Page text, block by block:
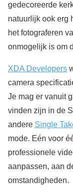
gedecoreerde
natuurlijk ook erg
het fotograferen
onmogelijk is om
XDA Developers
camera
Je mag er vanuit
vinden zijn in de
andere Single
mode. Eén voor
professionele
aanpassen, aan
omstandigheden.